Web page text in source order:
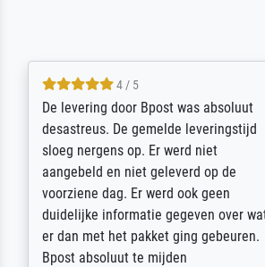
5 / 5
Sehr gute Qualität des Leinwanddrucks
und des Rahmens! Unser Bild wurde
sehr sorgfältig und sicher verpackt, so
dass es unbeschadet bei uns ankam. Es
wird nicht unser letzter Meisterdruck
sein. Vielen Dank!